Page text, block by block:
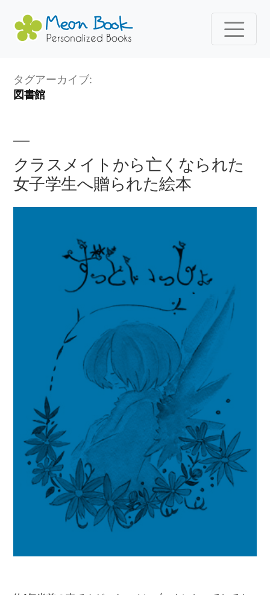
タグアーカイブ:
図書館
クラスメイトから亡くなられた
女子学生へ贈られた絵本